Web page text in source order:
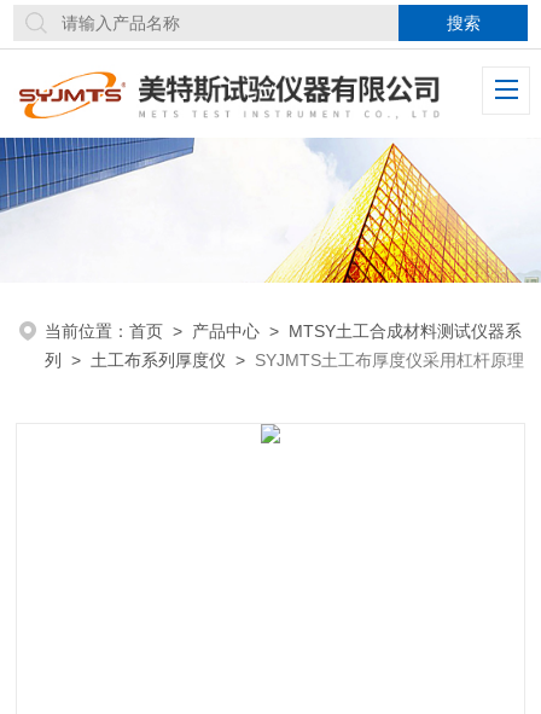
当前位置：首页 > 产品中心 > MTSY土工合成材料测试仪器系
列
> 土工布系列厚度仪 > SYJMTS土工布厚度仪采用杠杆原理